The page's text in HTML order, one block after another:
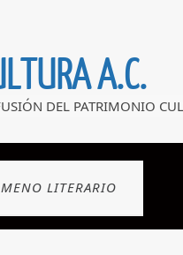
A.C.
DEL PATRIMONIO
LITERARIO